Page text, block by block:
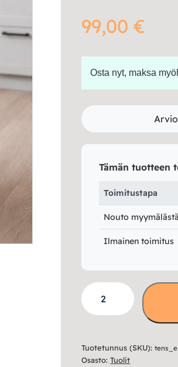
99,00€
Osta nyt, maksa
Tämän tuotteen
Toimitustapa
Nouto
Ilmainen toimitus
Eira
tuoli
Tuotetunnus (SKU):
Osasto:Tuolit